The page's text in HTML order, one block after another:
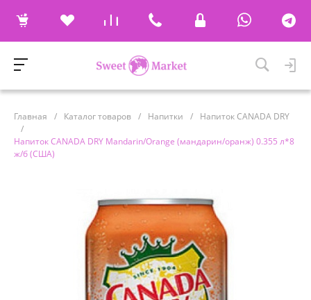
Главная / Каталог товаров / Напитки /
Напиток CANADA DRY
/
Напиток CANADA DRY Mandarin/Orange (мандарин/оранж) 0.355 л*8
ж/б (США)